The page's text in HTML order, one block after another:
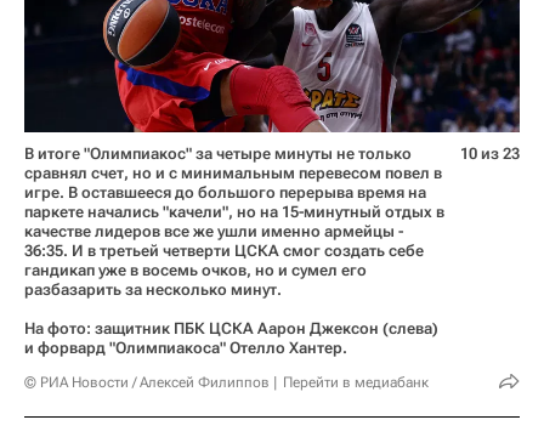
В итоге "Олимпиакос" за четыре минуты не только
сравнял счет, но и с минимальным перевесом повел в
игре. В оставшееся до большого перерыва время на
паркете начались "качели", но на 15-минутный отдых в
качестве лидеров все же ушли именно армейцы -
36:35. И в третьей четверти ЦСКА смог создать себе
гандикап уже в восемь очков, но и сумел его
разбазарить за несколько минут.
На фото: защитник ПБК ЦСКА Аарон Джексон (слева)
и форвард "Олимпиакоса" Отелло Хантер.
© РИА Новости / Алексей Филиппов Перейти в медиабанк
10 из 23